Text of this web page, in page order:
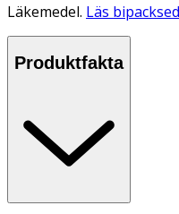
Läkemedel. Läs
Produktfakta